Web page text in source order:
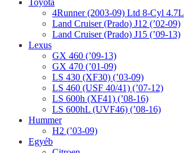
4Runner (2003-09) Ltd 8-Cyl 4.7L
Land Cruiser (Prado) J12 (’02-09)
Land Cruiser (Prado) J15 (’09-13)
Lexus
GX 460 (’09-13)
GX 470 (’01-09)
LS 430 (XF30) (’03-09)
LS 460 (USF 40/41) (’07-12)
LS 600h (XF41) (’08-16)
LS 600hL (UVF46) (’08-16)
Hummer
H2 (’03-09)
Egyéb